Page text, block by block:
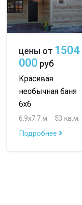
с беседкой
цены от 1504
000 руб
Красивая
необычная баня
6х6
6.9х7.7 м
53 кв.м.
Подробнее